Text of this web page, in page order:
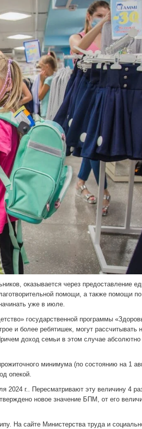
оказывается через предоставление
помощи, а также помощи
уже в июле.
государственной программы
и более ребятишек, могут рассчитывать
доход семьи в этом случае абсолютно
минимума (по состоянию на 1
опекой.
2024 г.. Пересматривают эту величину 4
новое значение БПМ, от его
На сайте Министерства труда и